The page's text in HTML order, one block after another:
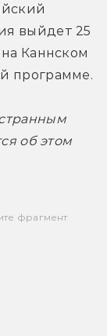
выйдет 25
Каннском
программе.
об этом
фрагмент